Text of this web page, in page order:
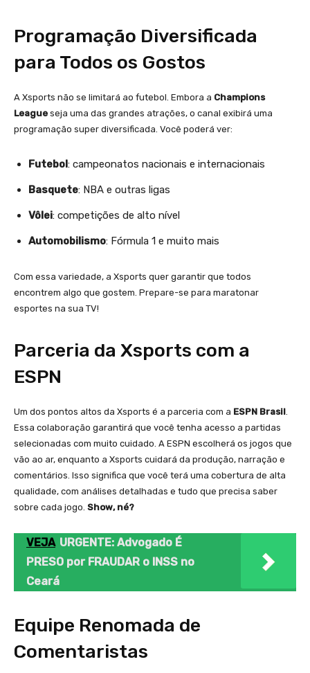
Programação Diversificada
para Todos os Gostos
A Xsports não se limitará ao futebol. Embora a Champions
League seja uma das grandes atrações, o canal exibirá uma
programação super diversificada. Você poderá ver:
Futebol: campeonatos nacionais e internacionais
Basquete: NBA e outras ligas
Vôlei: competições de alto nível
Automobilismo: Fórmula 1 e muito mais
Com essa variedade, a Xsports quer garantir que todos
encontrem algo que gostem. Prepare-se para maratonar
esportes na sua TV!
Parceria da Xsports com a
ESPN
Um dos pontos altos da Xsports é a parceria com a ESPN Brasil.
Essa colaboração garantirá que você tenha acesso a partidas
selecionadas com muito cuidado. A ESPN escolherá os jogos que
vão ao ar, enquanto a Xsports cuidará da produção, narração e
comentários. Isso significa que você terá uma cobertura de alta
qualidade, com análises detalhadas e tudo que precisa saber
sobre cada jogo. Show, né?
VEJA URGENTE: Advogado É
PRESO por FRAUDAR o INSS no
Ceará
Equipe Renomada de
Comentaristas